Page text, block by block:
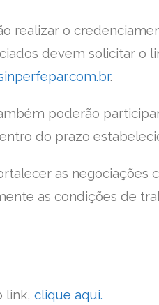
realizar o
devem solicitar o
.
poderão
do prazo
as negociações
as condições de
link, clique aqui.